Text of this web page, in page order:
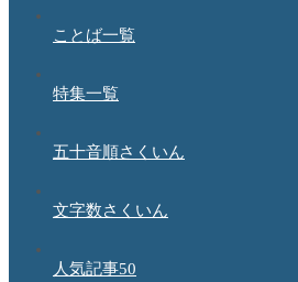
ことば一覧
特集一覧
五十音順さくいん
文字数さくいん
人気記事50